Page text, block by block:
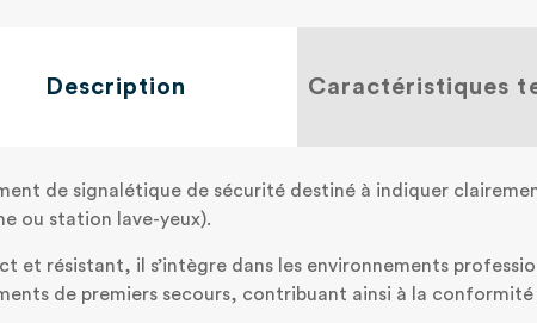
Description Caractéristiques
de signalétique de sécurité destiné à indiquer
ou station lave-yeux).
et résistant, il s’intègre dans les environnements
de premiers secours, contribuant ainsi à la